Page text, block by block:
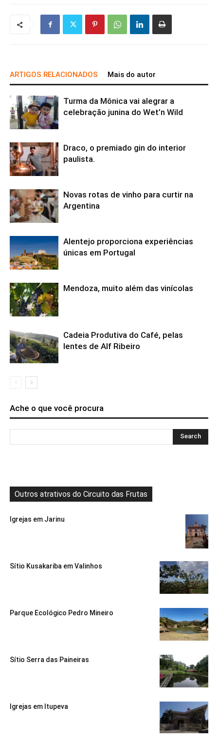
ARTIGOS RELACIONADOS Mais do autor
Turma da Mônica vai alegrar a
celebração junina do Wet’n Wild
Draco, o premiado gin do interior
paulista.
Novas rotas de vinho para curtir na
Argentina
Alentejo proporciona experiências
únicas em Portugal
Mendoza, muito além das vinícolas
Cadeia Produtiva do Café, pelas
lentes de Alf Ribeiro
Ache o que você procura
Outros atrativos do Circuito das Frutas
Igrejas em Jarinu
Sítio Kusakariba em Valinhos
Parque Ecológico Pedro Mineiro
Sítio Serra das Paineiras
Igrejas em Itupeva